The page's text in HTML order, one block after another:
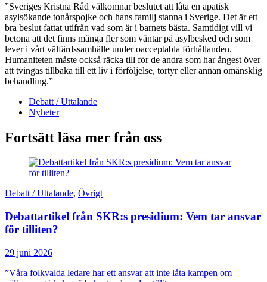
”Sveriges Kristna Råd välkomnar beslutet att låta en apatisk
asylsökande tonårspojke och hans familj stanna i Sverige. Det är ett
bra beslut fattat utifrån vad som är i barnets bästa. Samtidigt vill vi
betona att det finns många fler som väntar på asylbesked och som
lever i vårt välfärdssamhälle under oacceptabla förhållanden.
Humaniteten måste också räcka till för de andra som har ångest över
att tvingas tillbaka till ett liv i förföljelse, tortyr eller annan omänsklig
behandling.”
Debatt / Uttalande
Nyheter
Fortsätt läsa mer från oss
Debatt / Uttalande, Övrigt
Debattartikel från SKR:s presidium: Vem tar ansvar
för tilliten?
29 juni 2026
”Våra folkvalda ledare har ett ansvar att inte låta kampen om